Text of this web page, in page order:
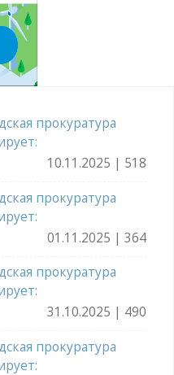
прокуратура
10.11.2025 | 518
прокуратура
01.11.2025 | 364
прокуратура
31.10.2025 | 490
прокуратура